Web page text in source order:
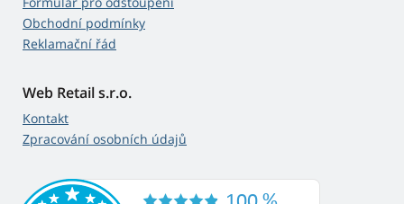
Obchodní podmínky
Reklamační řád
Web Retail s.r.o.
Kontakt
Zpracování osobních údajů